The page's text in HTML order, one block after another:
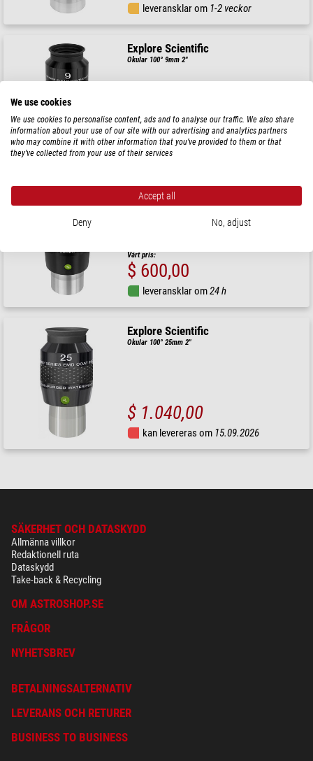
leveransklar om 1-2 veckor
Explore Scientific
Okular 100° 9mm 2"
$ 426,00
kan levereras om
Explore Scientific
Okular 100° 20mm 2"
Vårt pris:
$ 600,00
leveransklar om24 h
Explore Scientific
Okular 100° 25mm 2"
$ 1.040,00
kan levereras om 15.09.2026
SÄKERHET OCH DATASKYDD
Allmänna villkor
Redaktionell ruta
Dataskydd
Take-back & Recycling
OM ASTROSHOP.SE
FRÅGOR
NYHETSBREV
BETALNINGSALTERNATIV
LEVERANS OCH RETURER
BUSINESS TO BUSINESS
We use cookies
We use cookies to personalise content, ads and to analyse our traffic. We also share
information about your use of our site with our advertising and analytics partners
who may combine it with other information that you’ve provided to them or that
they’ve collected from your use of their services
Accept all
Deny No, adjust